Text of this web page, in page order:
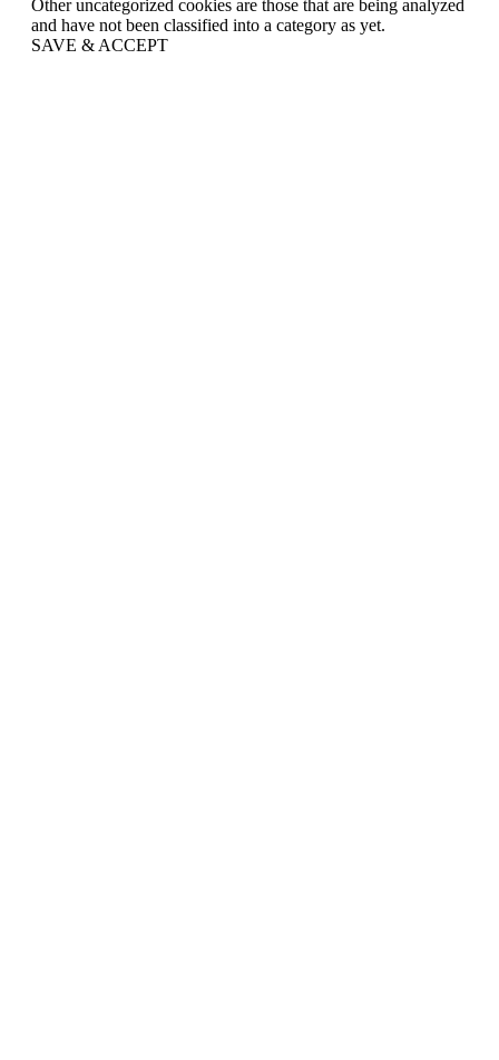
Other uncategorized cookies are those that are being analyzed
and have not been classified into a category as yet.
SAVE & ACCEPT